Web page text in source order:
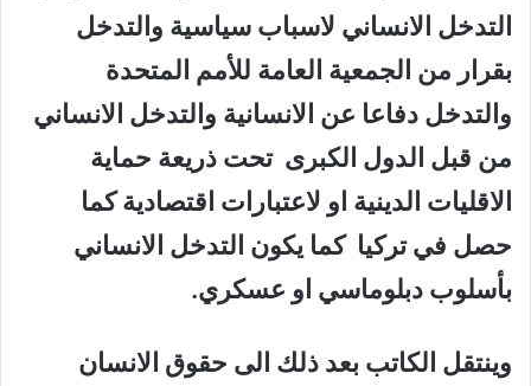
التدخل الانساني لاسباب سياسية والتدخل
بقرار من الجمعية العامة للأمم المتحدة
والتدخل دفاعا عن الانسانية والتدخل الانساني
من قبل الدول الكبرى تحت ذريعة حماية
الاقليات الدينية او لاعتبارات اقتصادية كما
حصل في تركيا كما يكون التدخل الانساني
بأسلوب دبلوماسي او عسكري.
وينتقل الكاتب بعد ذلك الى حقوق الانسان